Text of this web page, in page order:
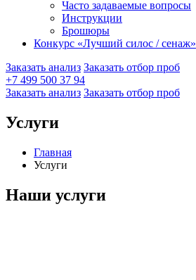
Часто задаваемые вопросы
Инструкции
Брошюры
Конкурс «Лучший силос / сенаж»
Заказать анализ Заказать отбор проб
+7 499 500 37 94
Заказать анализ Заказать отбор проб
Услуги
Главная
Услуги
Наши услуги